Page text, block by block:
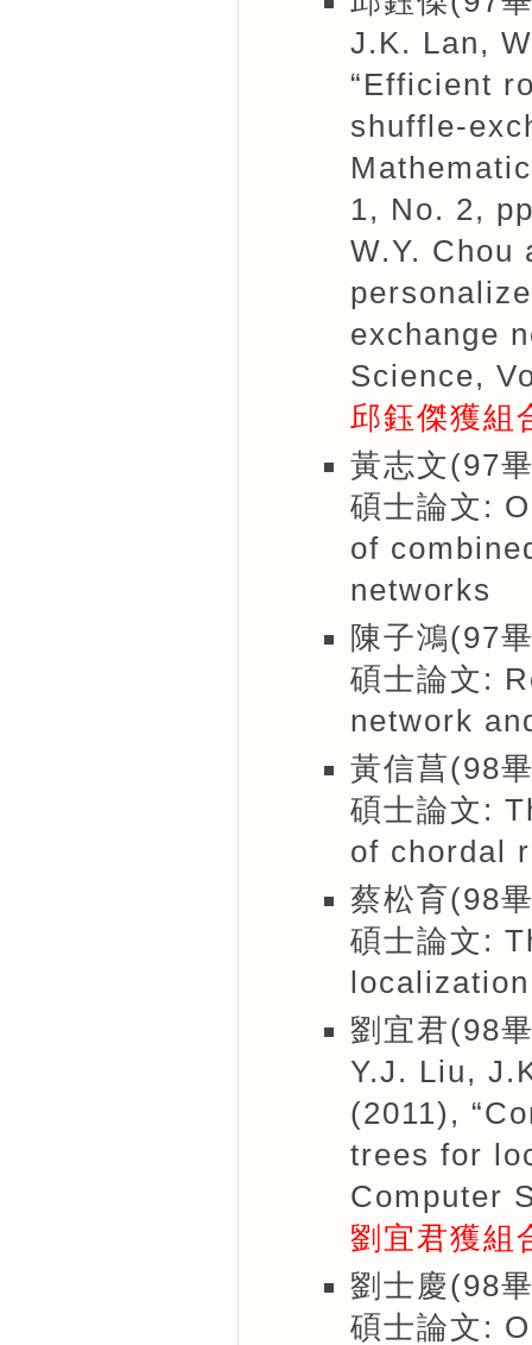
J.K. Lan,
“Efficient
shuffle-
1, No. 2,
W.Y. Chou
exchange
Science,
邱鈺傑獲組
黃志文(97
碩士論文:
of
networks
陳子鴻(97
碩士論文:
network
黃信菖(98
碩士論文:
of chordal
蔡松育(98
碩士論文:
劉宜君(98
Y.J. Liu,
(2011),
trees for
Computer
劉宜君獲組
劉士慶(98
碩士論文: